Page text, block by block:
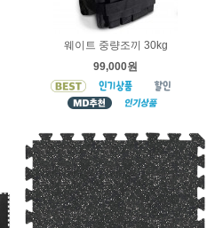
웨이트 중량조끼 30kg
99,000원